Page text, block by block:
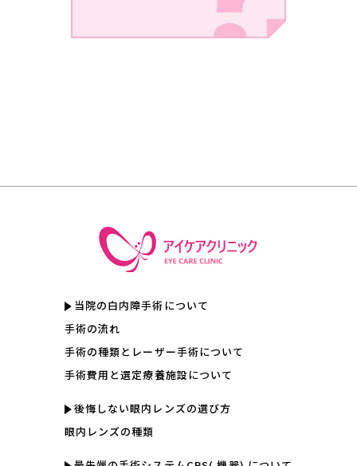
当院の白内障手術について
手術の流れ
手術の種類とレーザー手術について
手術費用と選定療養施設について
後悔しない眼内レンズの選び方
眼内レンズの種類